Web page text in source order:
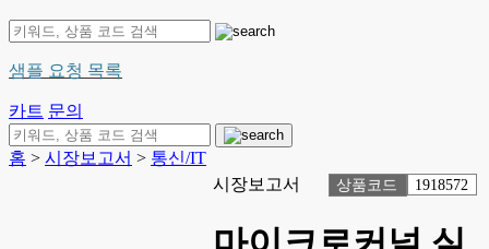
샘플 요청 목록
카트 문의
홈 > 시장보고서 > 통신/IT
시장보고서
상품코드 1918572